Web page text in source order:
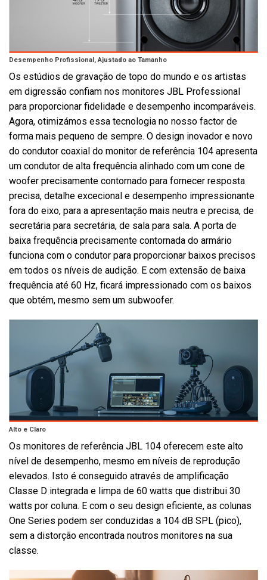
Desempenho Profissional, Ajustado ao Tamanho
Os estúdios de gravação de topo do mundo e os artistas
em digressão confiam nos monitores JBL Professional
para proporcionar fidelidade e desempenho incomparáveis.
Agora, otimizámos essa tecnologia no nosso factor de
forma mais pequeno de sempre. O design inovador e novo
do condutor coaxial do monitor de referência 104 apresenta
um condutor de alta frequência alinhado com um cone de
woofer precisamente contornado para fornecer resposta
precisa, detalhe excecional e desempenho impressionante
fora do eixo, para a apresentação mais neutra e precisa, de
secretária para secretária, de sala para sala. A porta de
baixa frequência precisamente contornada do armário
funciona com o condutor para proporcionar baixos precisos
em todos os níveis de audição. E com extensão de baixa
frequência até 60 Hz, ficará impressionado com os baixos
que obtém, mesmo sem um subwoofer.
Alto e Claro
Os monitores de referência JBL 104 oferecem este alto
nível de desempenho, mesmo em níveis de reprodução
elevados. Isto é conseguido através de amplificação
Classe D integrada e limpa de 60 watts que distribui 30
watts por coluna. E com o seu design eficiente, as colunas
One Series podem ser conduzidas a 104 dB SPL (pico),
sem a distorção encontrada noutros monitores na sua
classe.